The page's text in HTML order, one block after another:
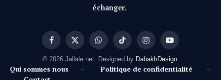
échanger.
Facebook
X
(Twitter)
WhatsAppTikTok InstagramYouTube
© 2026 Jallale.net. Designed by DabakhDesign.
Qui sommes nous – Politique de confidentialité –